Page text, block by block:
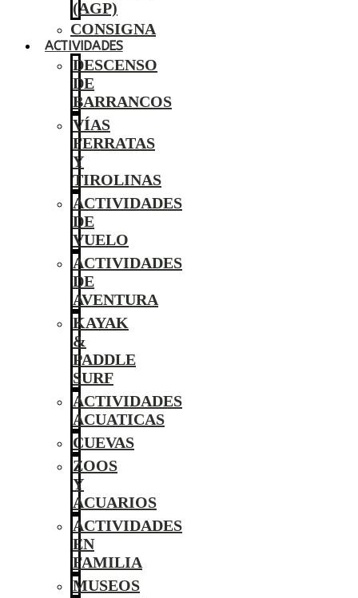
(AGP)
CONSIGNA
ACTIVIDADES
DESCENSO
DE
BARRANCOS
VÍAS
FERRATAS
Y
TIROLINAS
ACTIVIDADES
DE
VUELO
ACTIVIDADES
DE
AVENTURA
KAYAK
&
PADDLE
SURF
ACTIVIDADES
ACUATICAS
CUEVAS
ZOOS
Y
ACUARIOS
ACTIVIDADES
EN
FAMILIA
MUSEOS